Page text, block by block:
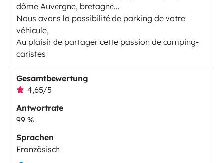
dôme Auvergne, bretagne...
Nous avons la possibilité de parking de votre
véhicule,
Au plaisir de partager cette passion de camping-
caristes
Gesamtbewertung
4,65/5
Antwortrate
99 %
Sprachen
Französisch